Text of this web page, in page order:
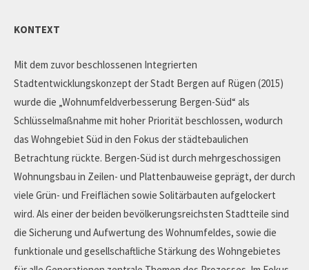
KONTEXT
Mit dem zuvor beschlossenen Integrierten
Stadtentwicklungskonzept der Stadt Bergen auf Rügen (2015)
wurde die „Wohnumfeldverbesserung Bergen-Süd“ als
Schlüsselmaßnahme mit hoher Priorität beschlossen, wodurch
das Wohngebiet Süd in den Fokus der städtebaulichen
Betrachtung rückte. Bergen-Süd ist durch mehrgeschossigen
Wohnungsbau in Zeilen- und Plattenbauweise geprägt, der durch
viele Grün- und Freiflächen sowie Solitärbauten aufgelockert
wird. Als einer der beiden bevölkerungsreichsten Stadtteile sind
die Sicherung und Aufwertung des Wohnumfeldes, sowie die
funktionale und gesellschaftliche Stärkung des Wohngebietes